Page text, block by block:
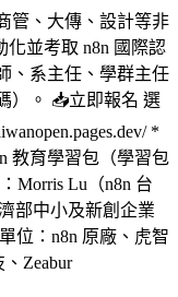
管、大傳、設計等非
並考取 n8n 國際認
、系主任、學群主任
）。 📥立即報名 選
*
教育學習包（學習包
Morris Lu（n8n 台
部中小及新創企業
位：n8n 原廠、虎智
Zeabur